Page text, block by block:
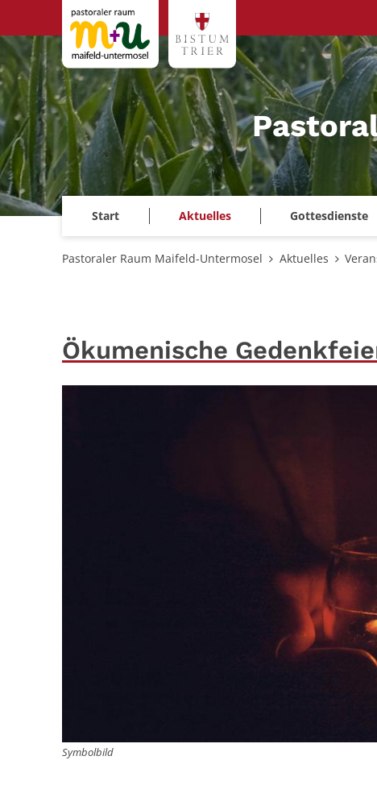
Zum Inhalt springen
Start Aktuelles Gottesdienste
Pastoraler Raum Maifeld-Untermosel Aktuelles
Ökumenische
Symbolbild